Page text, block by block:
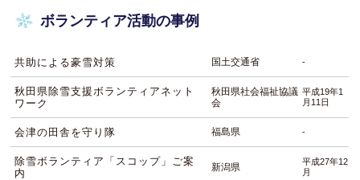
ボランティア活動の事例
共助による豪雪対策 国土交通省 -
秋田県除雪支援ボランティアネット
ワーク
秋田県社会福祉協議
会
平成19年1
月11日
会津の田舎を守り隊 福島県 -
除雪ボランティア「スコップ」ご案
内
新潟県
平成27年12
月